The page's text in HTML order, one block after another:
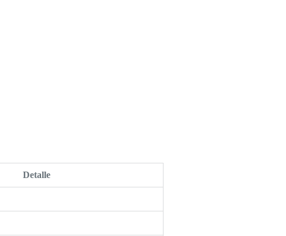
Detalle